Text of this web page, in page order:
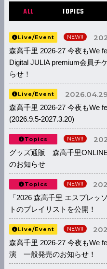
ALL TOPICS
Live/Event NEW!!
森高千里 2026-27 今夜もWe
Digital JULIA premium会員チ
らせ！
Live/Event 2026.04.29
森高千里 2026-27 今夜もWe
(2026.9.5-2027.3.20)
Topics NEW!!
グッズ通販 森高千里
のお知らせ
Topics NEW!!
「2026 森高千里 エスプレッ
トのプレイリストを公開！
Live/Event NEW!!
森高千里 2026-27 今夜もWe
演 一般発売のお知らせ！